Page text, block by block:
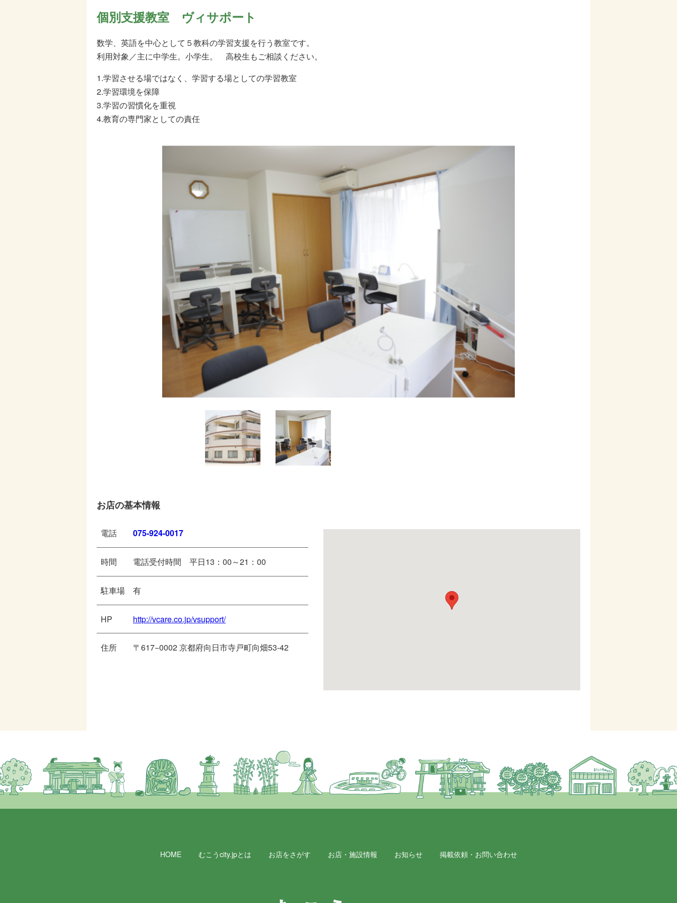
個別支援教室 ヴィサポート
数学、英語を中心として５教科の学習支援を行う教室です。
利用対象／主に中学生。小学生。 高校生もご相談ください。
1.学習させる場ではなく、学習する場としての学習教室
2.学習環境を保障
3.学習の習慣化を重視
4.教育の専門家としての責任
お店の基本情報
電話 075-924-0017
時間 電話受付時間 平日13：00～21：00
駐車場 有
HP http://vcare.co.jp/vsupport/
住所 〒617−0002 京都府向日市寺戸町向畑53-42
HOME むこうcity.jpとは お店をさがす お店・施設情報 お知らせ 掲載依頼・お問い合わせ